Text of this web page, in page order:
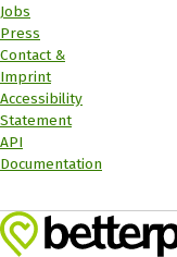
Jobs
Press
Contact &
Imprint
Accessibility
Statement
API
Documentation